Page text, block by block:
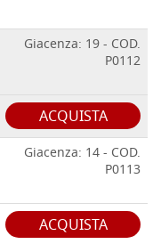
Giacenza: 19 - COD.
P0112
ACQUISTA
Giacenza: 14 - COD.
P0113
ACQUISTA